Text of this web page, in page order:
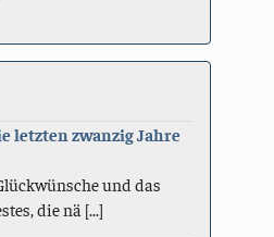
letzten zwanzig Jahre
und das
die nä [...]